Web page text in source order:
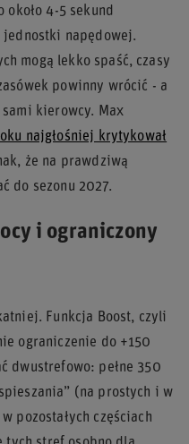
4-5 sekund
jednostki napędowej.
mogą lekko spaść, czasy
powinny wrócić - a
kierowcy. Max
najgłośniej krytykował
że na prawdziwą
do sezonu 2027.
i ograniczony
Funkcja Boost, czyli
ograniczenie do +150
dwustrefowo: pełne 350
(na prostych i w
pozostałych częściach